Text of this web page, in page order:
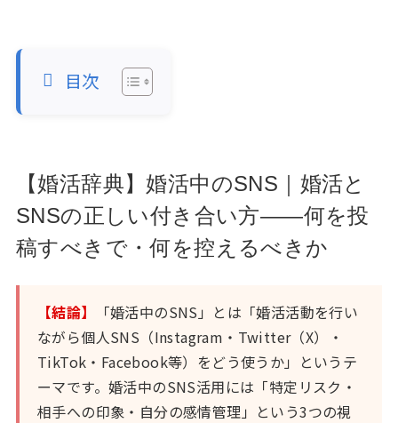
目次
【婚活辞典】婚活中のSNS｜婚活と
SNSの正しい付き合い方——何を投
稿すべきで・何を控えるべきか
【結論】
「婚活中のSNS」とは「婚活活動を行い
ながら個人SNS（Instagram・Twitter（X）・
TikTok・Facebook等）をどう使うか」というテ
ーマです。婚活中のSNS活用には「特定リスク・
相手への印象・自分の感情管理」という3つの視